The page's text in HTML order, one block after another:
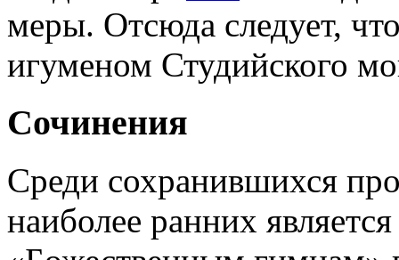
меры. Отсюда следует,
игуменом Студийского
Сочинения
Среди сохранившихся
наиболее ранних